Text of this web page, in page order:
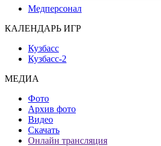
Медперсонал
КАЛЕНДАРЬ ИГР
Кузбасс
Кузбасс-2
МЕДИА
Фото
Архив фото
Видео
Скачать
Онлайн трансляция